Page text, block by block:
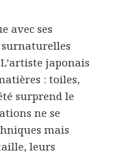
avec ses
japonais
: toiles,
surprend le
ne se
mais
leurs